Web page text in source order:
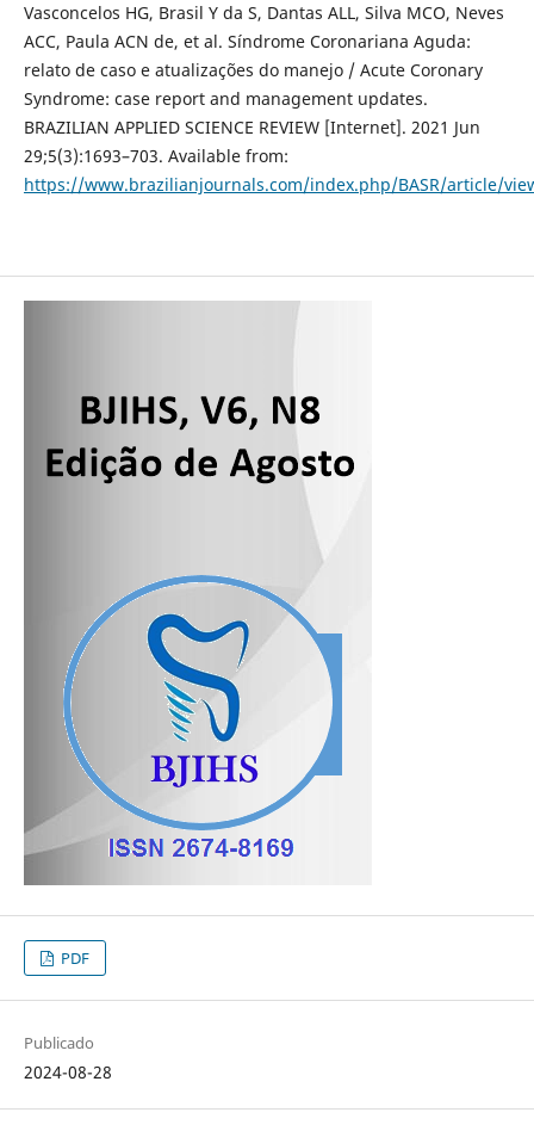
‌Vasconcelos HG, Brasil Y da S, Dantas ALL, Silva MCO, Neves
ACC, Paula ACN de, et al. Síndrome Coronariana Aguda:
relato de caso e atualizações do manejo / Acute Coronary
Syndrome: case report and management updates.
BRAZILIAN APPLIED SCIENCE REVIEW [Internet]. 2021 Jun
29;5(3):1693–703. Available from:
https://www.brazilianjournals.com/index.php/BASR/article/
PDF
Publicado
2024-08-28